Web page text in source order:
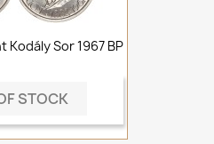
Kodály Sor 1967 BP
STOCK